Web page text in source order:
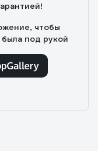
чтобы
под рукой